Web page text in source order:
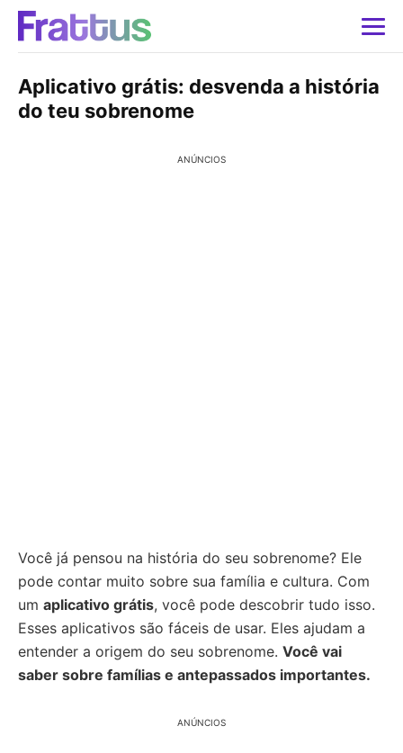
Aplicativo grátis: desvenda a história
do teu sobrenome
ANÚNCIOS
Você já pensou na história do seu sobrenome? Ele
pode contar muito sobre sua família e cultura. Com
um aplicativo grátis, você pode descobrir tudo isso.
Esses aplicativos são fáceis de usar. Eles ajudam a
entender a origem do seu sobrenome. Você vai
saber sobre famílias e antepassados importantes.
ANÚNCIOS